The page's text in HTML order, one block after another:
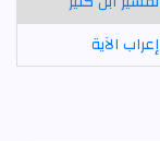
إعراب الآية